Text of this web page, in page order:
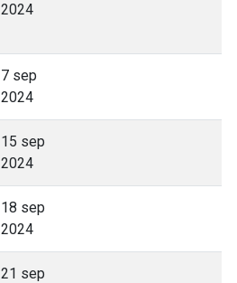
2024
7 sep
2024
15 sep
2024
18 sep
2024
21 sep